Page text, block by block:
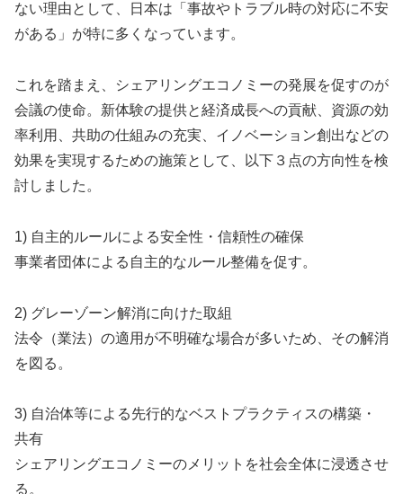
ない理由として、日本は「事故やトラブル時の対応に不安
がある」が特に多くなっています。
これを踏まえ、シェアリングエコノミーの発展を促すのが
会議の使命。新体験の提供と経済成長への貢献、資源の効
率利用、共助の仕組みの充実、イノベーション創出などの
効果を実現するための施策として、以下３点の方向性を検
討しました。
1) 自主的ルールによる安全性・信頼性の確保
事業者団体による自主的なルール整備を促す。
2) グレーゾーン解消に向けた取組
法令（業法）の適用が不明確な場合が多いため、その解消
を図る。
3) 自治体等による先行的なベストプラクティスの構築・
共有
シェアリングエコノミーのメリットを社会全体に浸透させ
る。